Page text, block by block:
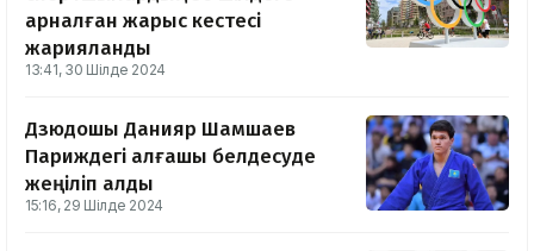
арналған жарыс кестесі
жарияланды
13:41, 30 Шілде 2024
Дзюдошы Данияр Шамшаев
Париждегі алғашқы белдесуде
жеңіліп қалды
15:16, 29 Шілде 2024